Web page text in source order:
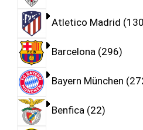
Atletico Madrid 130
Barcelona 296
Bayern München
Benfica 22